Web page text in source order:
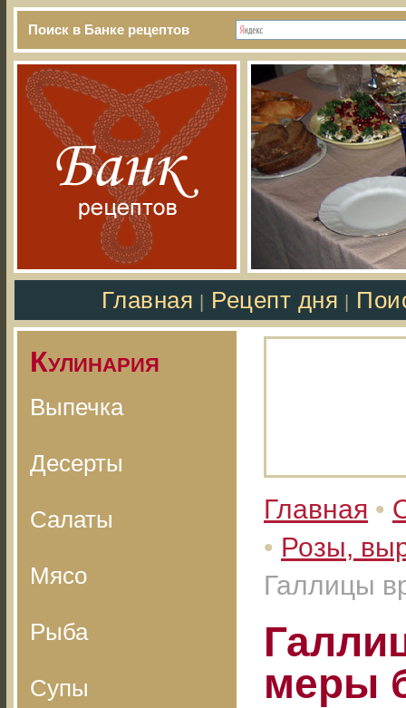
Поиск в Банке рецептов
Главная Рецепт дня
Кулинария
Выпечка
Десерты
Салаты
Мясо
Рыба
Супы
Главная •
• Розы,
Галлицы
меры